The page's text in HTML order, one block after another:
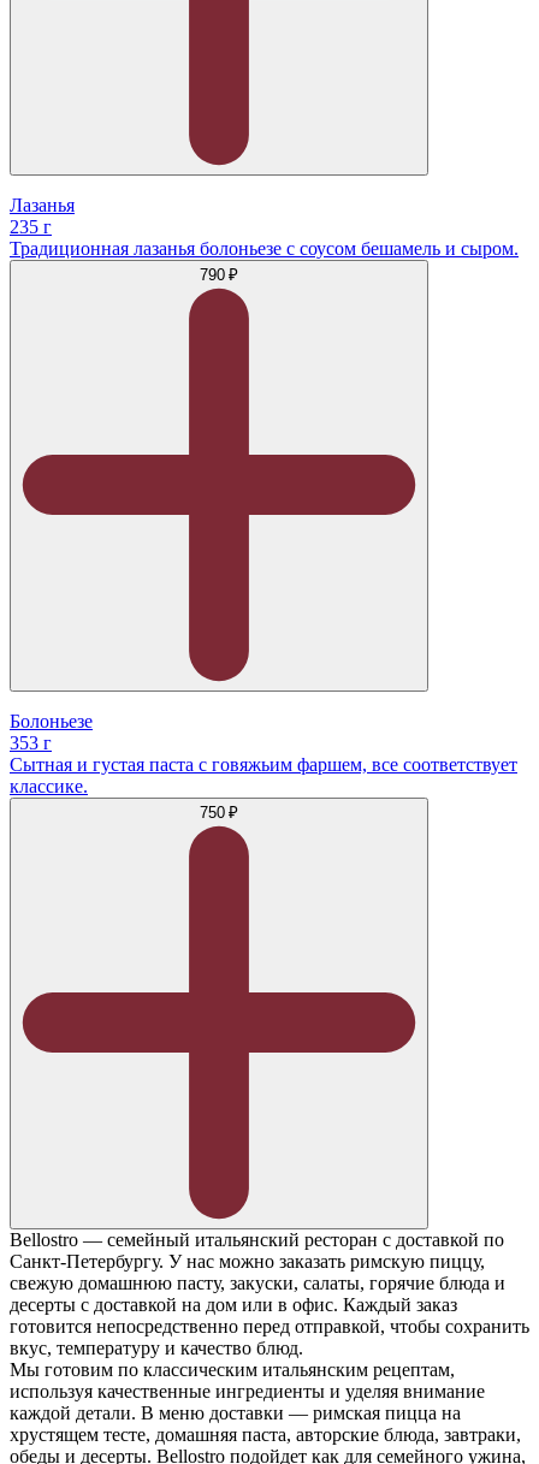
Лазанья
235 г
Традиционная лазанья болоньезе с соусом бешамель и сыром.
790 ₽
Болоньезе
353 г
Сытная и густая паста с говяжьим фаршем, все соответствует
классике.
750 ₽
Bellostro — семейный итальянский ресторан с доставкой по
Санкт-Петербургу. У нас можно заказать римскую пиццу,
свежую домашнюю пасту, закуски, салаты, горячие блюда и
десерты с доставкой на дом или в офис. Каждый заказ
готовится непосредственно перед отправкой, чтобы сохранить
вкус, температуру и качество блюд.
Мы готовим по классическим итальянским рецептам,
используя качественные ингредиенты и уделяя внимание
каждой детали. В меню доставки — римская пицца на
хрустящем тесте, домашняя паста, авторские блюда, завтраки,
обеды и десерты. Bellostro подойдет как для семейного ужина,